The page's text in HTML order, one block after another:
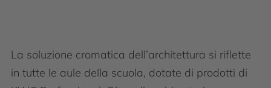
La soluzione cromatica dell’architettura si riflette
in tutte le aule della scuola, dotate di prodotti di